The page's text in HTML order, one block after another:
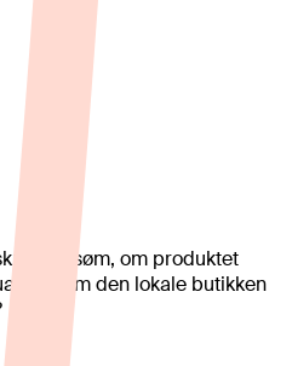
om produktet
eller om den lokale butikken